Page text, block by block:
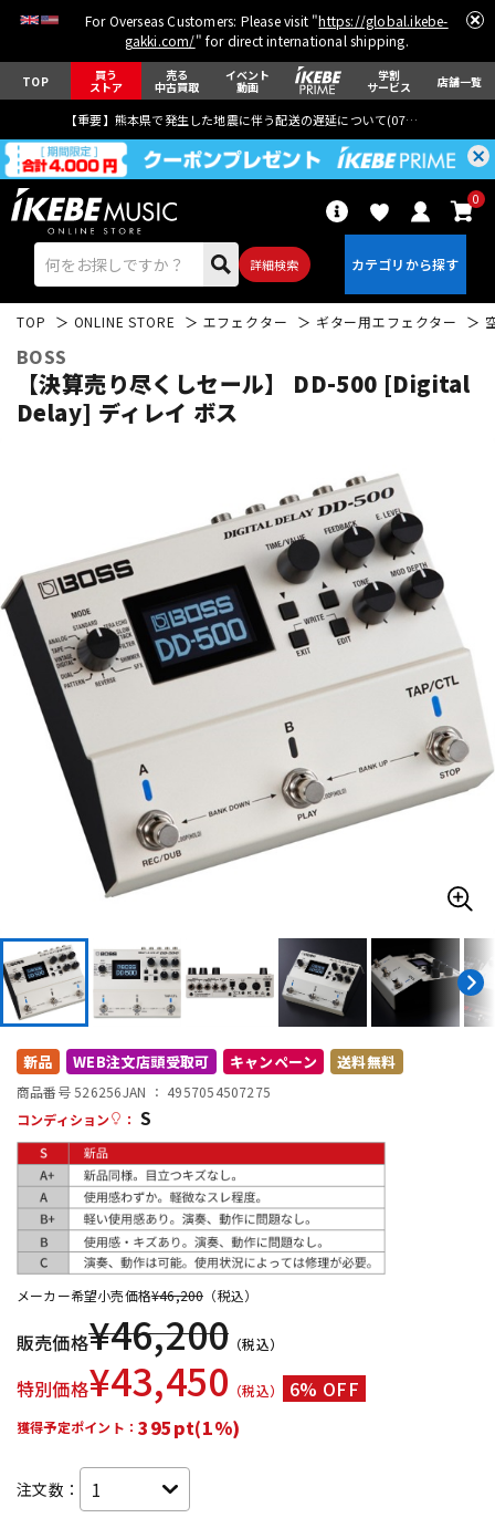
For Overseas Customers: Please visit "https://global.ikebe-
gakki.com/" for direct international shipping.
TOP 買う
ストア
売る
中古買取
イベント
動画
学割
サービス 店舗一覧
【重要】熊本県で発生した地震に伴う配送の遅延について(07月29日
詳細検索
0
ウクレレ
ドラム パーカッション
キーボード 電子ピアノ
管楽器 その他楽器
アンプ
DTM オンライン納品 レコーディング機器
配信/ライブ機器
中古 ヴィンテージ
TOP ONLINE STORE エフェクター ギター用エフェクター
BOSS
【決算売り尽くしセール】 DD-500 [Digital
Delay] ディレイ ボス
新品 WEB注文店頭受取可 キャンペーン 送料無料
商品番号 526256JAN ： 4957054507275
コンディション
： S
メーカー希望小売価格¥46,200 （税込）
販売価格¥46,200 （税込）
特別価格¥43,450 （税込） 6% OFF
獲得予定ポイント：395pt(1%)
注文数：